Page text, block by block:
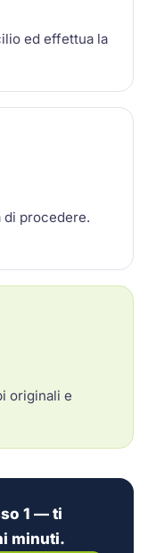
ed effettua la
di procedere.
originali e
1 — ti
minuti.